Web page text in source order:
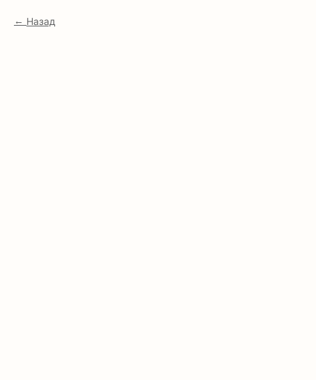
Назад